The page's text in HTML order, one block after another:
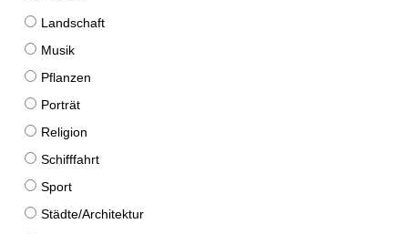
Landschaft
Musik
Pflanzen
Porträt
Religion
Schifffahrt
Sport
Städte/Architektur